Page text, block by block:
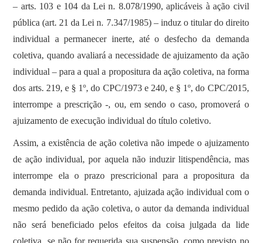
– arts. 103 e 104 da Lei n. 8.078/1990, aplicáveis à ação civil
pública (art. 21 da Lei n. 7.347/1985) – induz o titular do direito
individual a permanecer inerte, até o desfecho da demanda
coletiva, quando avaliará a necessidade de ajuizamento da ação
individual – para a qual a propositura da ação coletiva, na forma
dos arts. 219, e § 1º, do CPC/1973 e 240, e § 1º, do CPC/2015,
interrompe a prescrição -, ou, em sendo o caso, promoverá o
ajuizamento de execução individual do título coletivo.
Assim, a existência de ação coletiva não impede o ajuizamento
de ação individual, por aquela não induzir litispendência, mas
interrompe ela o prazo prescricional para a propositura da
demanda individual. Entretanto, ajuizada ação individual com o
mesmo pedido da ação coletiva, o autor da demanda individual
não será beneficiado pelos efeitos da coisa julgada da lide
coletiva, se não for requerida sua suspensão, como previsto no